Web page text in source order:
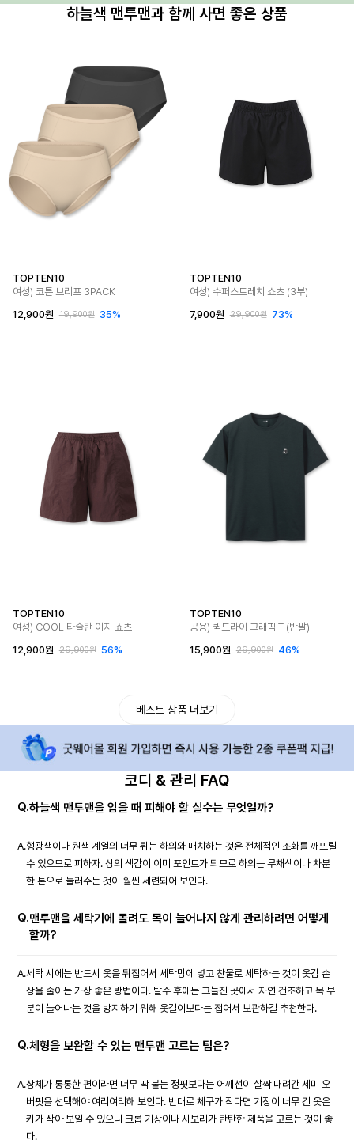
하늘색 맨투맨과 함께 사면 좋은 상품
TOPTEN10
여성) 코튼 브리프 3PACK
12,900원
19,900원 35%
TOPTEN10
여성) 수퍼스트레치 쇼츠 (3부)
7,900원
29,900원 73%
TOPTEN10
여성) COOL 타슬란 이지 쇼츠
12,900원
29,900원 56%
TOPTEN10
공용) 퀵드라이 그래픽 T (반팔)
15,900원
29,900원 46%
베스트 상품 더보기
코디 & 관리 FAQ
Q.하늘색 맨투맨을 입을 때 피해야 할 실수는 무엇일까?
A.형광색이나 원색 계열의 너무 튀는 하의와 매치하는 것은 전체적인 조화를 깨뜨릴
수 있으므로 피하자. 상의 색감이 이미 포인트가 되므로 하의는 무채색이나 차분
한 톤으로 눌러주는 것이 훨씬 세련되어 보인다.
Q.맨투맨을 세탁기에 돌려도 목이 늘어나지 않게 관리하려면 어떻게
할까?
A.세탁 시에는 반드시 옷을 뒤집어서 세탁망에 넣고 찬물로 세탁하는 것이 옷감 손
상을 줄이는 가장 좋은 방법이다. 탈수 후에는 그늘진 곳에서 자연 건조하고 목 부
분이 늘어나는 것을 방지하기 위해 옷걸이보다는 접어서 보관하길 추천한다.
Q.체형을 보완할 수 있는 맨투맨 고르는 팁은?
A.상체가 통통한 편이라면 너무 딱 붙는 정핏보다는 어깨선이 살짝 내려간 세미 오
버핏을 선택해야 여리여리해 보인다. 반대로 체구가 작다면 기장이 너무 긴 옷은
키가 작아 보일 수 있으니 크롭 기장이나 시보리가 탄탄한 제품을 고르는 것이 좋
다.